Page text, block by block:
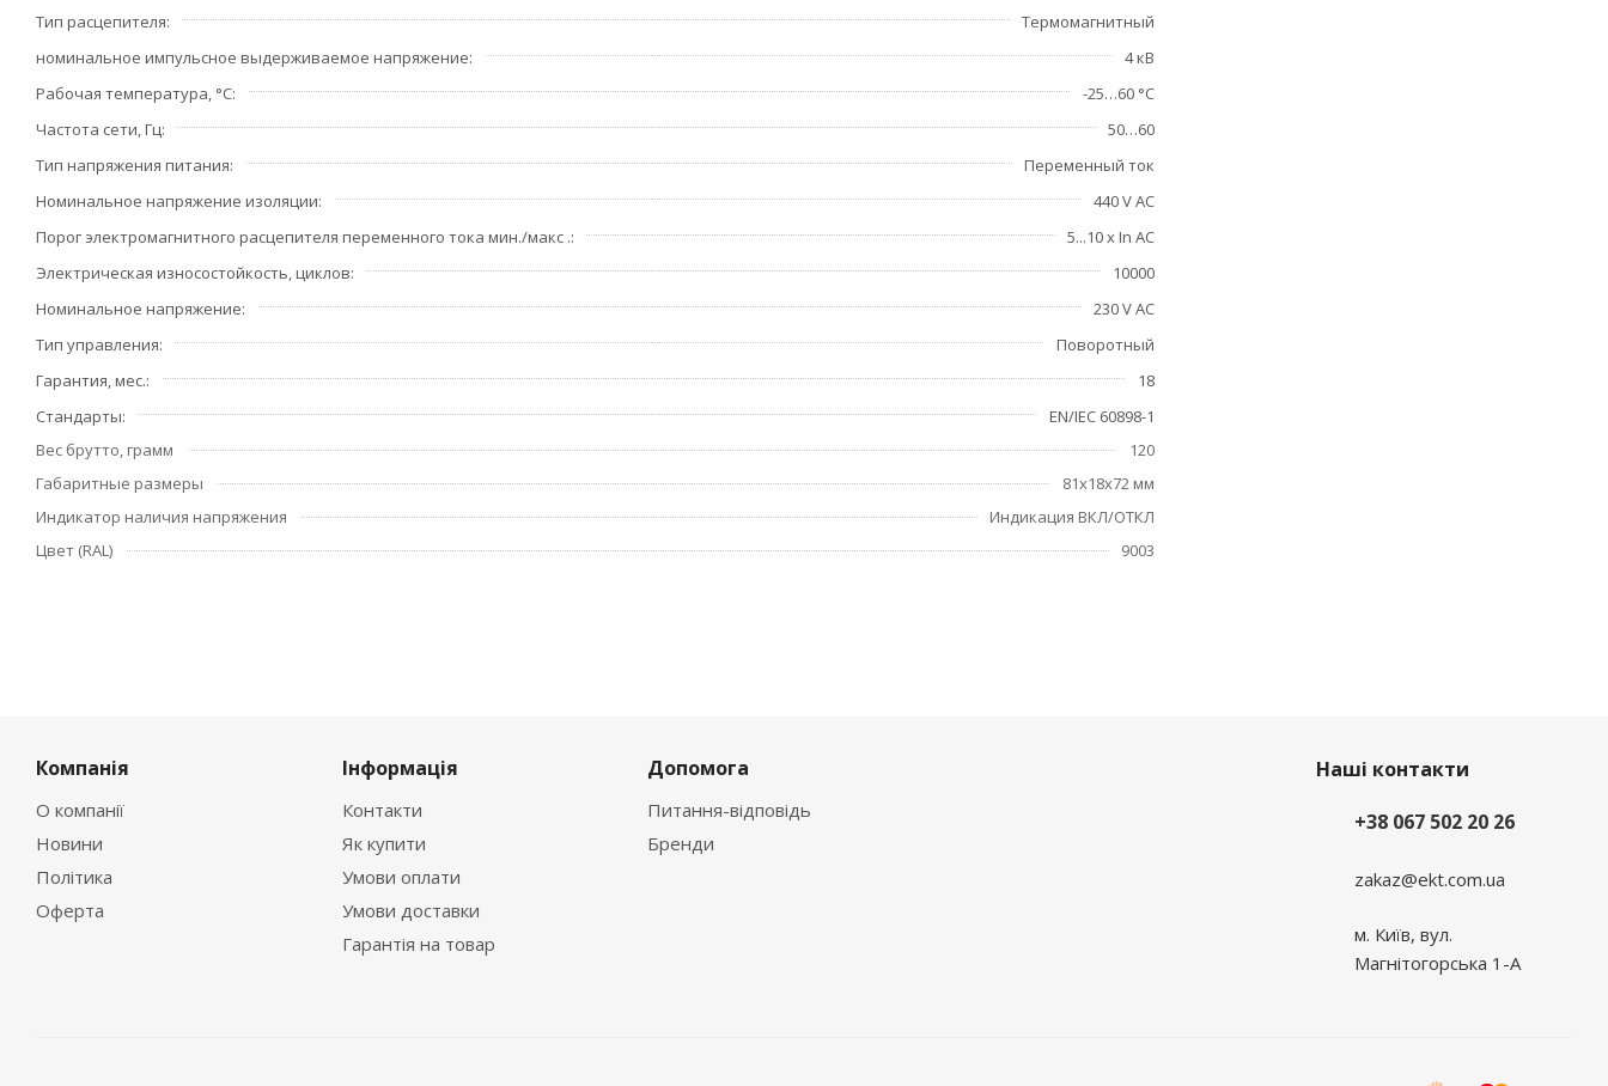
Тип расцепителя
Термомагнитный
номинальное импульсное выдерживаемое напряжение
4 кВ
Рабочая температура, °С
-25…60 °C
Частота сети, Гц
50…60
Тип напряжения питания
Переменный ток
Номинальное напряжение изоляции
440 V AC
Порог электромагнитного расцепителя переменного тока мин./макс .
5...10 x In AC
Электрическая износостойкость, циклов
10000
Номинальное напряжение
230 V AC
Тип управления
Поворотный
Гарантия, мес.
18
Стандарты
EN/IEC 60898-1
Вес брутто, грамм
120
Габаритные размеры
81х18х72 мм
Индикатор наличия напряжения
Индикация ВКЛ/ОТКЛ
Цвет (RAL)
9003
Компанія
О компанії
Новини
Політика
Оферта
Інформація
Контакти
Як купити
Умови оплати
Умови доставки
Гарантія на товар
Допомога
Питання-відповідь
Бренди
Наші контакти
+38 067 502 20 26
zakaz@ekt.com.ua
м. Київ, вул.
Магнітогорська 1-А